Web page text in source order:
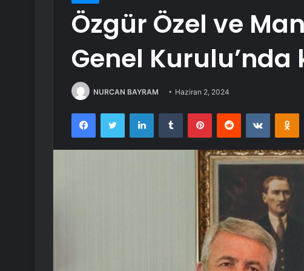
Özgür Özel ve
Genel
NURCAN BAYRAM Haziran 2, 2024
FacebookTwitter LinkedInTumblr PinterestReddit